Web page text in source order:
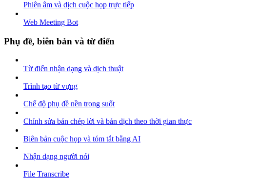
Phiên âm và dịch cuộc họp trực tiếp
Web Meeting Bot
Phụ đề, biên bản và từ điển
Từ điển nhận dạng và dịch thuật
Trình tạo từ vựng
Chế độ phụ đề nền trong suốt
Chỉnh sửa bản chép lời và bản dịch theo thời gian thực
Biên bản cuộc họp và tóm tắt bằng AI
Nhận dạng người nói
File Transcribe